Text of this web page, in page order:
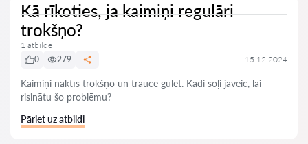
Kā rīkoties, ja kaimiņi regulāri
trokšņo?
1 atbilde
0
279 15.12.2024
Kaimiņi naktīs trokšņo un traucē gulēt. Kādi soļi jāveic, lai
risinātu šo problēmu?
Pāriet uz atbildi